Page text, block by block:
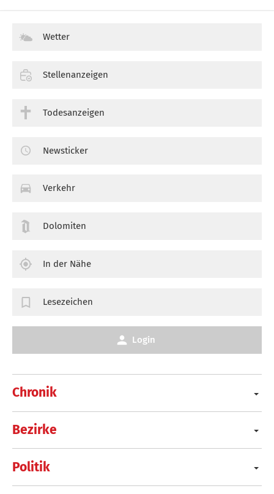
Chronik
Bezirke
Politik
Wetter
Stellenanzeigen
Todesanzeigen
Newsticker
Verkehr
Dolomiten
In der Nähe
Lesezeichen
Login